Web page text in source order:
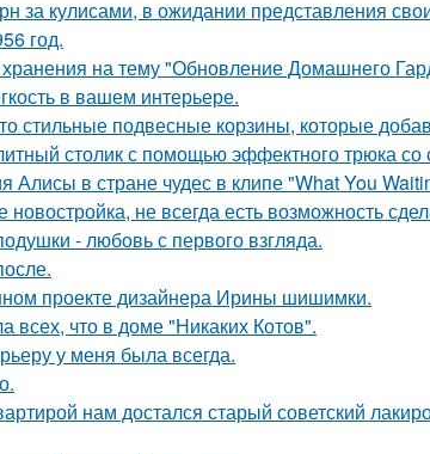
за кулисами, в ожидании представления
год.
на тему "Обновление Домашнего
в вашем интерьере.
стильные подвесные корзины, которые
столик с помощью эффектного трюка со
Алисы в стране чудес в клипе "What You
не всегда есть возможность
- любовь с первого взгляда.
проекте дизайнера Ирины шишимки.
всех, что в доме "Никаких Котов".
у меня была всегда.
нам достался старый советский